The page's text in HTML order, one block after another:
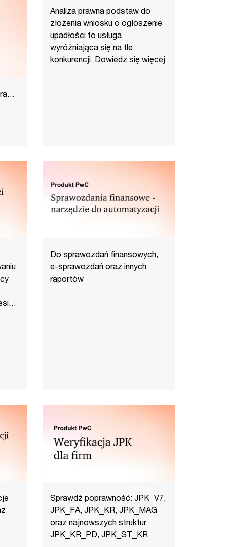
Analiza prawna podstaw do
złożenia wniosku o ogłoszenie
upadłości to usługa
wyróżniająca się na tle
konkurencji. Dowiedz się więcej
Do sprawozdań finansowych,
e-sprawozdań oraz innych
raportów
Sprawdź poprawność: JPK_V7,
JPK_FA, JPK_KR, JPK_MAG
oraz najnowszych struktur
JPK_KR_PD, JPK_ST_KR